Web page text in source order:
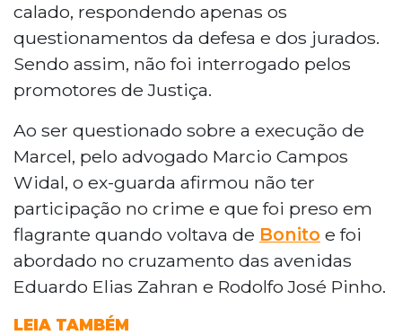
calado, respondendo apenas os
questionamentos da defesa e dos jurados.
Sendo assim, não foi interrogado pelos
promotores de Justiça.
Ao ser questionado sobre a execução de
Marcel, pelo advogado Marcio Campos
Widal, o ex-guarda afirmou não ter
participação no crime e que foi preso em
flagrante quando voltava de Bonito e foi
abordado no cruzamento das avenidas
Eduardo Elias Zahran e Rodolfo José Pinho.
LEIA TAMBÉM